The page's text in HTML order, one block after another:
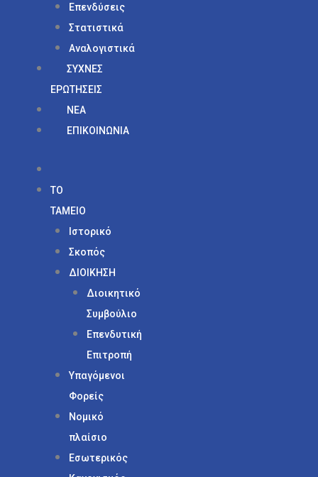
Επενδύσεις
Στατιστικά
Αναλογιστικά
ΣΥΧΝΕΣ
ΕΡΩΤΗΣΕΙΣ
ΝΕΑ
ΕΠΙΚΟΙΝΩΝΙΑ
ΤΟ
ΤΑΜΕΙΟ
Ιστορικό
Σκοπός
ΔΙΟΙΚΗΣΗ
Διοικητικό
Συμβούλιο
Επενδυτική
Επιτροπή
Υπαγόμενοι
Φορείς
Νομικό
πλαίσιο
Εσωτερικός